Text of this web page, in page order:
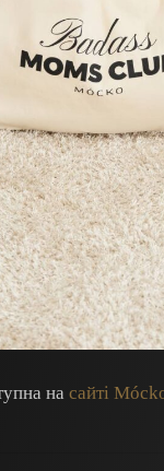
на сайті